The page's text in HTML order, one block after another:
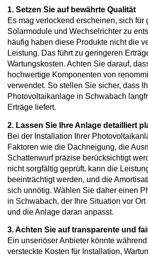
1. Setzen Sie auf bewährte Qualität
Es mag verlockend erscheinen, sich für
Solarmodule und Wechselrichter zu
häufig haben diese Produkte nicht die
Leistung. Das führt zu geringeren
Wartungskosten. Achten Sie darauf,
hochwertige Komponenten von
verwendet. So stellen Sie sicher, dass
Photovoltaikanlage in Schwabach
Erträge liefert.
2. Lassen Sie Ihre Anlage detailliert
Bei der Installation Ihrer
Faktoren wie die Dachneigung, die
Schattenwurf präzise berücksichtigt
nicht sorgfältig geprüft, kann die
beeinträchtigt werden, und die
sich unnötig. Wählen Sie daher einen
in Schwabach, der Ihre Situation vor
und die Anlage daran anpasst.
3. Achten Sie auf transparente und
Ein unseriöser Anbieter könnte
versteckte Kosten für Installation,